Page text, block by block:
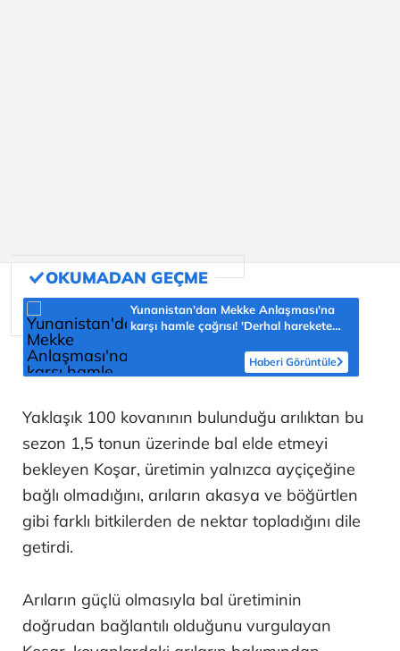
Yunanistan'dan Mekke Anlaşması'na
karşı hamle çağrısı! 'Derhal harekete
Haberi Görüntüle
Yaklaşık 100 kovanının bulunduğu arılıktan bu
sezon 1,5 tonun üzerinde bal elde etmeyi
bekleyen Koşar, üretimin yalnızca ayçiçeğine
bağlı olmadığını, arıların akasya ve böğürtlen
gibi farklı bitkilerden de nektar topladığını dile
getirdi.
Arıların güçlü olmasıyla bal üretiminin
doğrudan bağlantılı olduğunu vurgulayan